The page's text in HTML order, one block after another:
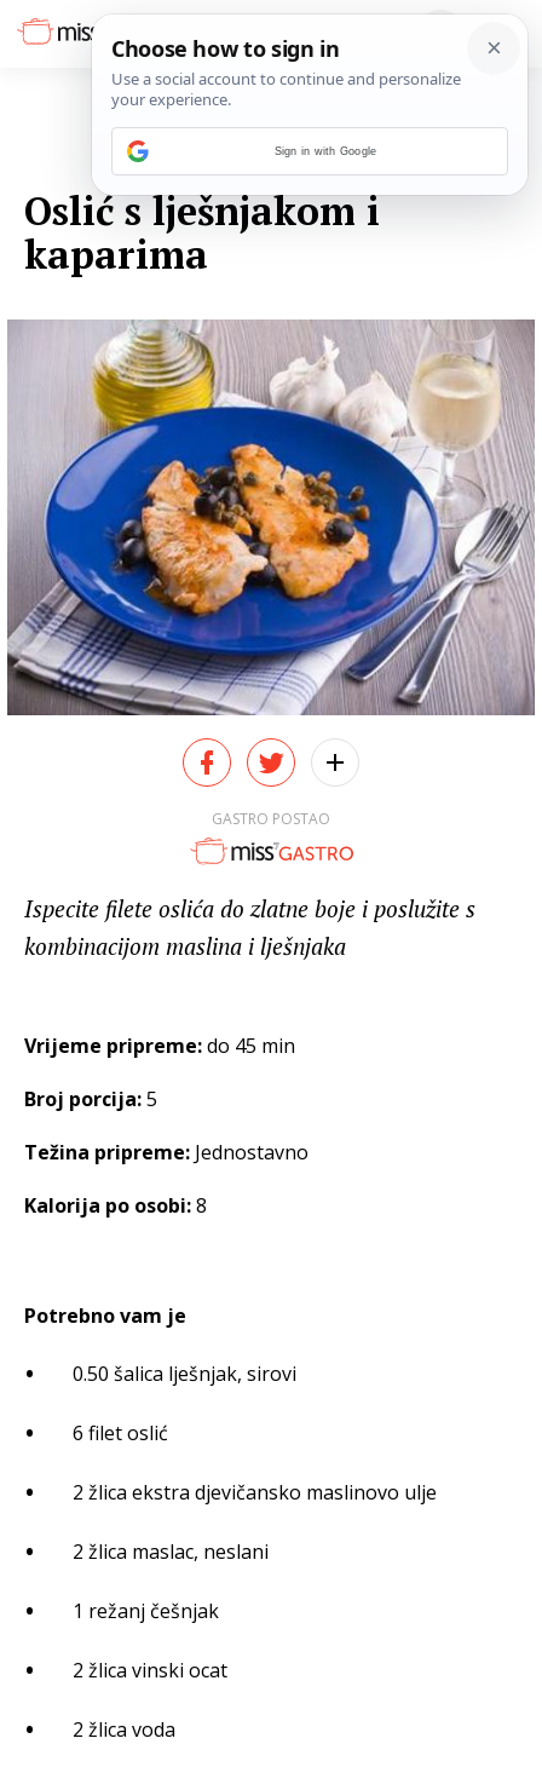
Oslić s lješnjakom i
kaparima
GASTRO POSTAO
Ispecite filete oslića do zlatne boje i poslužite s
kombinacijom maslina i lješnjaka
Vrijeme pripreme:do 45 min
Broj porcija:5
Težina pripreme: Jednostavno
Kalorija po osobi:8
Potrebno vam je
0.50 šalica lješnjak, sirovi
6 filet oslić
2 žlica ekstra djevičansko maslinovo ulje
2 žlica maslac, neslani
1 režanj češnjak
2 žlica vinski ocat
2 žlica voda
Sign in with Google